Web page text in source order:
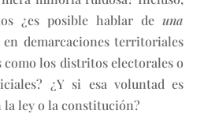
¿es posible hablar deuna
demarcaciones territoriales
como los distritos electorales o
¿Y si esa voluntad es
ley o la constitución?